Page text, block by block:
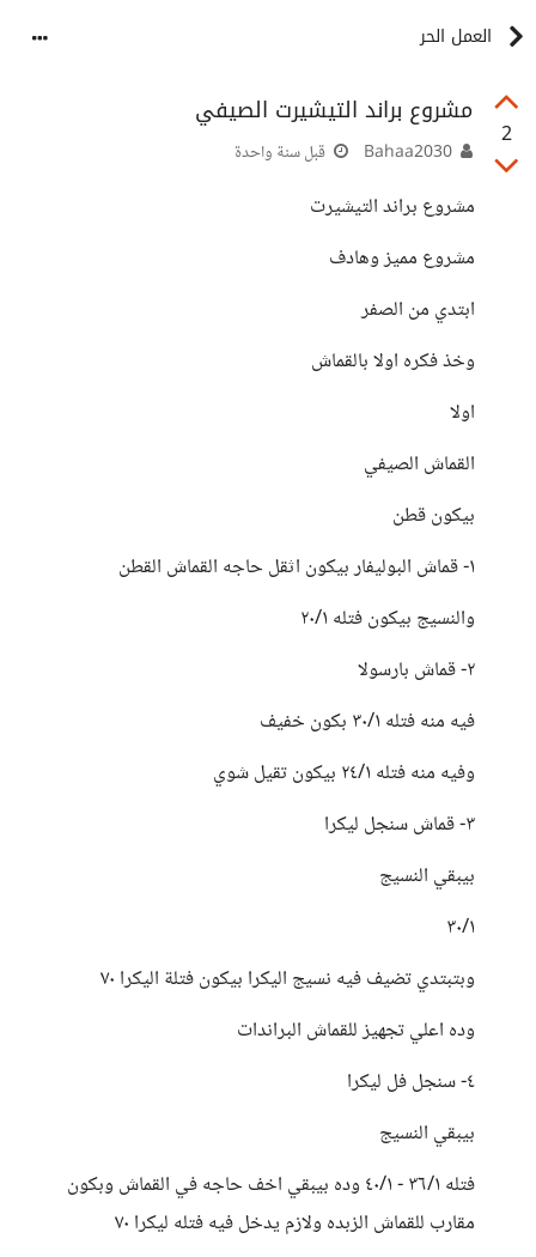
العمل الحر
2
مشروع براند التيشيرت الصيفي
قبل سنة واحدة
مشروع براند التيشيرت
مشروع مميز وهادف
ابتدي من الصفر
وخذ فكره اولا بالقماش
اولا
القماش الصيفي
بيكون قطن
١- قماش البوليفار بيكون اثقل حاجه القماش القطن
والنسيج بيكون فتله ٢٠/١
٢- قماش بارسولا
فيه منه فتله ٣٠/١ بكون خفيف
وفيه منه فتله ٢٤/١ بيكون تقيل شوي
٣- قماش سنجل ليكرا
بيبقي النسيج
٣٠/١
وبتبتدي تضيف فيه نسيج اليكرا بيكون فتلة اليكرا ٧٠
وده اعلي تجهيز للقماش البراندات
٤- سنجل فل ليكرا
بيبقي النسيج
فتله ٣٦/١ - ٤٠/١ وده بيبقي اخف حاجه في القماش وبكون
مقارب للقماش الزبده ولازم يدخل فيه فتله ليكرا ٧٠